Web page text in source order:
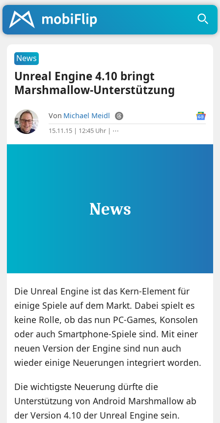
News
Unreal Engine 4.10 bringt
Marshmallow-Unterstützung
Von Michael Meidl
15.11.15 | 12:45 Uhr | ⋯
Die Unreal Engine ist das Kern-Element für
einige Spiele auf dem Markt. Dabei spielt es
keine Rolle, ob das nun PC-Games, Konsolen
oder auch Smartphone-Spiele sind. Mit einer
neuen Version der Engine sind nun auch
wieder einige Neuerungen integriert worden.
Die wichtigste Neuerung dürfte die
Unterstützung von Android Marshmallow ab
der Version 4.10 der Unreal Engine sein.